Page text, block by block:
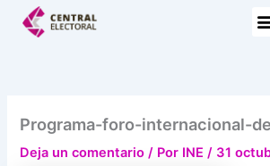
Programa-foro-internacional-
Deja un comentario / Por INE/ 31